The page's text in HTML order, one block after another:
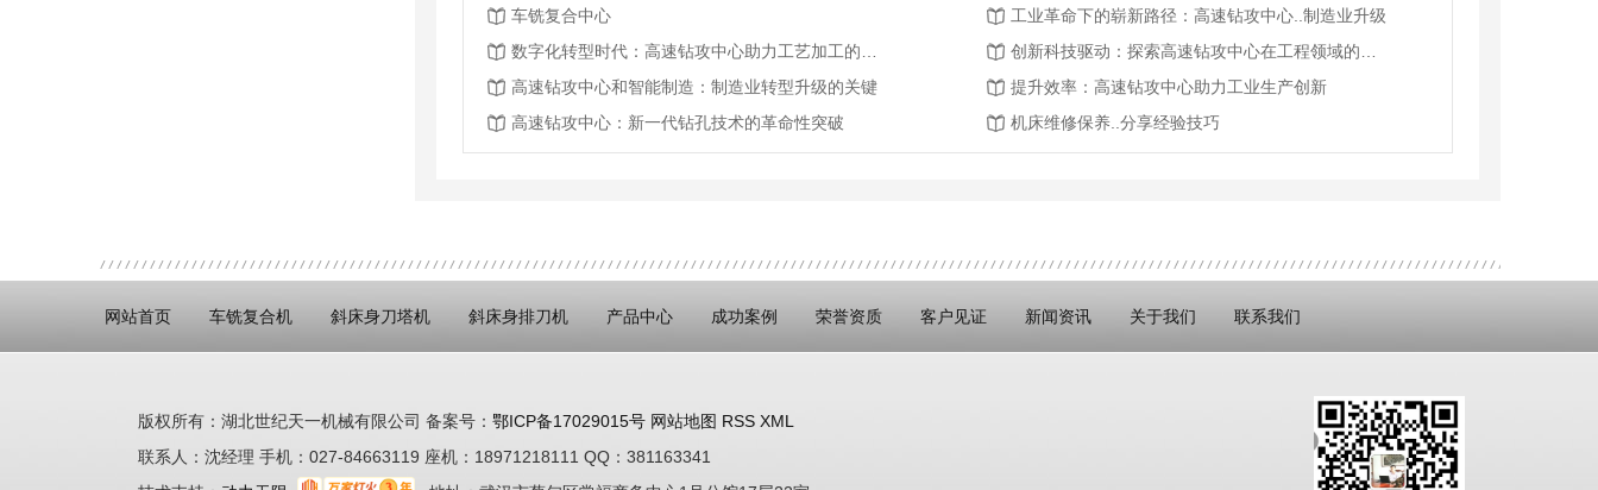
车铣复合中心
工业革命下的崭新路径：高速钻攻中心..制造业升级
高速钻攻中心和智能制造：制造业转型升级的关键
提升效率：高速钻攻中心助力工业生产创新
高速钻攻中心：新一代钻孔技术的革命性突破
机床维修保养..分享经验技巧
网站首页 车铣复合机 斜床身刀塔机 斜床身排刀机 产品中心 成功案例 荣誉资质 客户见证 新闻资讯 关于我们 联系我们
版权所有：湖北世纪天一机械有限公司 备案号： 鄂ICP备17029015号 网站地图 RSS XML
联系人：沈经理 手机：027-84663119 座机：18971218111 QQ：381163341